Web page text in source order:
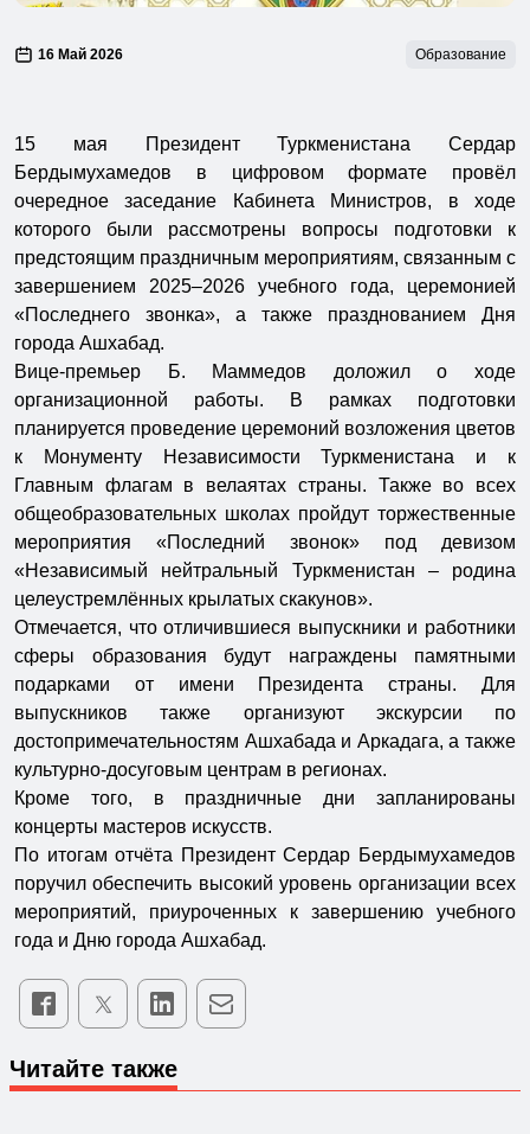
16 Май 2026 Образование
15 мая Президент Туркменистана Сердар
Бердымухамедов в цифровом формате провёл
очередное заседание Кабинета Министров, в ходе
которого были рассмотрены вопросы подготовки к
предстоящим праздничным мероприятиям, связанным с
завершением 2025–2026 учебного года, церемонией
«Последнего звонка», а также празднованием Дня
города Ашхабад.
Вице-премьер Б. Маммедов доложил о ходе
организационной работы. В рамках подготовки
планируется проведение церемоний возложения цветов
к Монументу Независимости Туркменистана и к
Главным флагам в велаятах страны. Также во всех
общеобразовательных школах пройдут торжественные
мероприятия «Последний звонок» под девизом
«Независимый нейтральный Туркменистан – родина
целеустремлённых крылатых скакунов».
Отмечается, что отличившиеся выпускники и работники
сферы образования будут награждены памятными
подарками от имени Президента страны. Для
выпускников также организуют экскурсии по
достопримечательностям Ашхабада и Аркадага, а также
культурно-досуговым центрам в регионах.
Кроме того, в праздничные дни запланированы
концерты мастеров искусств.
По итогам отчёта Президент Сердар Бердымухамедов
поручил обеспечить высокий уровень организации всех
мероприятий, приуроченных к завершению учебного
года и Дню города Ашхабад.
Читайте также